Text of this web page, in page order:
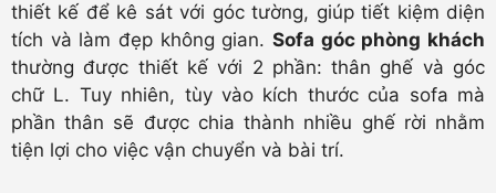
thiết kế để kê sát với góc tường, giúp tiết kiệm diện
tích và làm đẹp không gian. Sofa góc phòng khách
thường được thiết kế với 2 phần: thân ghế và góc
chữ L. Tuy nhiên, tùy vào kích thước của sofa mà
phần thân sẽ được chia thành nhiều ghế rời nhằm
tiện lợi cho việc vận chuyển và bài trí.